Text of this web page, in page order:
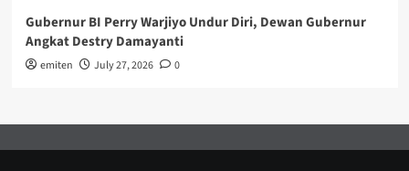
Gubernur BI Perry Warjiyo Undur Diri, Dewan Gubernur
Angkat Destry Damayanti
emiten July 27, 2026 0